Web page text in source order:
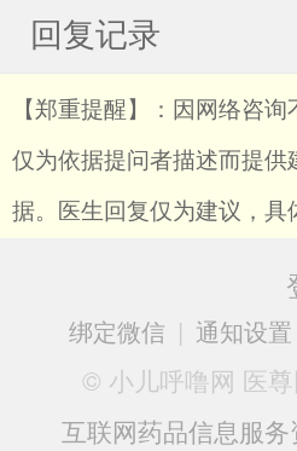
回复记录
【郑重提醒】：因网络咨
仅为依据提问者描述而提
据。医生回复仅为建议，具
绑定微信 | 通知设置
© 小儿呼噜网 医
互联网药品信息服